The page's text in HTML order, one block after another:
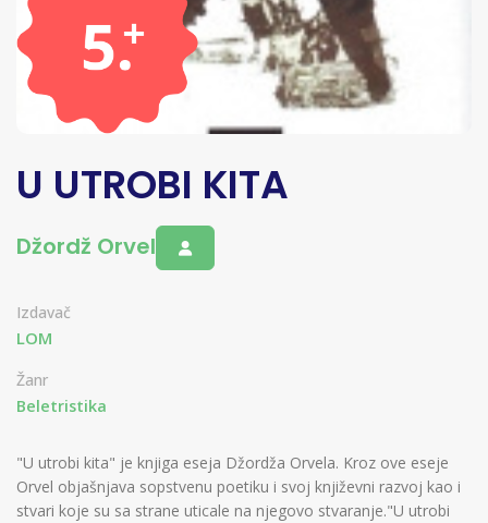
U UTROBI KITA
Džordž Orvel
Izdavač
LOM
Žanr
Beletristika
"U utrobi kita" je knjiga eseja Džordža Orvela. Kroz ove eseje
Orvel objašnjava sopstvenu poetiku i svoj književni razvoj kao i
stvari koje su sa strane uticale na njegovo stvaranje."U utrobi